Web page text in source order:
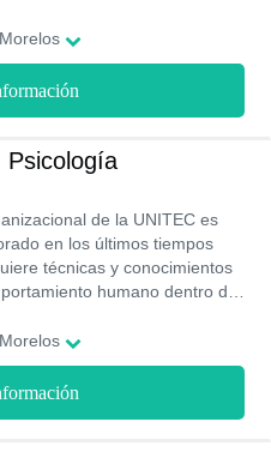
de becas. Estudia en
profesional
Psicología
de la UNITEC es
en los últimos tiempos
técnicas y conocimientos
humano dentro del
a los tiempos actuales. Este
específicas para un